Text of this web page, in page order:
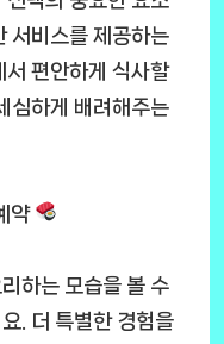
서비스를 제공하는
서 편안하게 식사할
심하게 배려해주는
약
하는 모습을 볼 수
. 더 특별한 경험을